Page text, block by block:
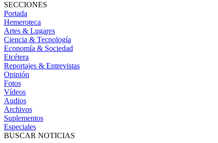
SECCIONES
Portada
Hemeroteca
Artes & Lugares
Ciencia & Tecnología
Economía & Sociedad
Etcétera
Reportajes & Entrevistas
Opinión
Fotos
Vídeos
Audios
Archivos
Suplementos
Especiales
BUSCAR NOTICIAS